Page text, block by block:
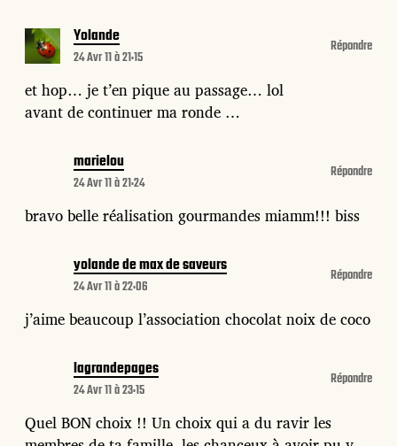
Yolande
24 Avr 11 à 21:15
et hop… je t’en pique au passage… lol
avant de continuer ma ronde …
Répondre
marielou
24 Avr 11 à 21:24
bravo belle réalisation gourmandes miamm!!! biss
Répondre
yolande de max de saveurs
24 Avr 11 à 22:06
j’aime beaucoup l’association chocolat noix de coco
Répondre
lagrandepages
24 Avr 11 à 23:15
Quel BON choix !! Un choix qui a du ravir les
Répondre